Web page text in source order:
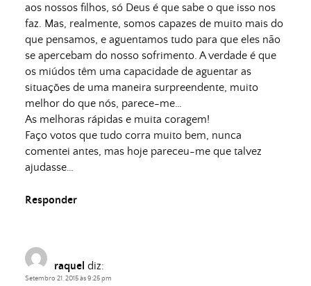
aos nossos filhos, só Deus é que sabe o que isso nos
faz. Mas, realmente, somos capazes de muito mais do
que pensamos, e aguentamos tudo para que eles não
se apercebam do nosso sofrimento. A verdade é que
os miúdos têm uma capacidade de aguentar as
situações de uma maneira surpreendente, muito
melhor do que nós, parece-me…
As melhoras rápidas e muita coragem!
Faço votos que tudo corra muito bem, nunca
comentei antes, mas hoje pareceu-me que talvez
ajudasse…
Responder
raquel diz:
Setembro 21, 2015 às 9:25 pm